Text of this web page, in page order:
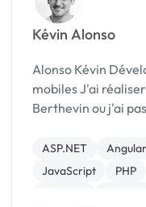
Kévin Alonso
Alonso Kévin
mobiles J'ai réaliser mes études à l'IIA à Saint
Berthevin ou j'ai
technique. Fort de 7 ans d'expérience dans le
dévelo...
ASP.NET
JavaScript
PHP